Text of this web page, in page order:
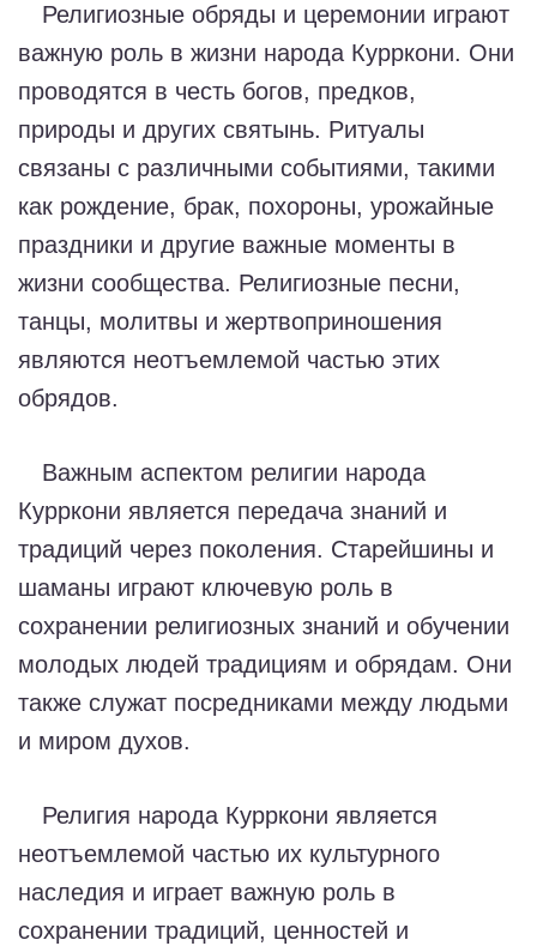
Религиозные обряды и церемонии играют
важную роль в жизни народа Курркони. Они
проводятся в честь богов, предков,
природы и других святынь. Ритуалы
связаны с различными событиями, такими
как рождение, брак, похороны, урожайные
праздники и другие важные моменты в
жизни сообщества. Религиозные песни,
танцы, молитвы и жертвоприношения
являются неотъемлемой частью этих
обрядов.
Важным аспектом религии народа
Курркони является передача знаний и
традиций через поколения. Старейшины и
шаманы играют ключевую роль в
сохранении религиозных знаний и обучении
молодых людей традициям и обрядам. Они
также служат посредниками между людьми
и миром духов.
Религия народа Курркони является
неотъемлемой частью их культурного
наследия и играет важную роль в
сохранении традиций, ценностей и